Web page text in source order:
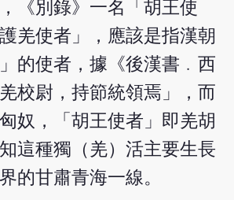
《別錄》一名「胡王使
羌使者」，應該是指漢朝
的使者，據《後漢書﹒西
校尉，持節統領焉」，而
奴，「胡王使者」即羌胡
這種獨（羌）活主要生長
的甘肅青海一線。